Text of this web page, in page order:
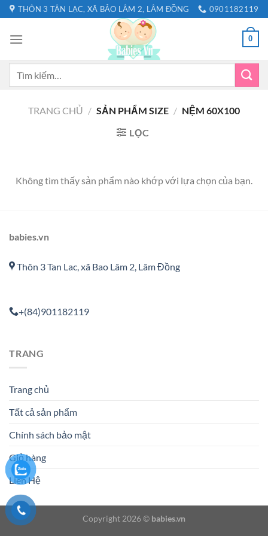
Bỏ
qua
nội
THÔN 3 TÂN LẠC, XÃ BẢO LÂM 2, LÂM ĐỒNG 0901182119
0
TRANG CHỦ / SẢN PHẨM SIZE / NỆM 60X100
LỌC
Không tìm thấy sản phẩm nào khớp với lựa chọn của bạn.
babies.vn
Thôn 3 Tan Lac, xã Bao Lâm 2, Lâm Đồng
+(84)901182119
TRANG
Trang chủ
Tất cả sản phẩm
Chính sách bảo mật
Giỏ hàng
Liên Hệ
Copyright 2026 © babies.vn